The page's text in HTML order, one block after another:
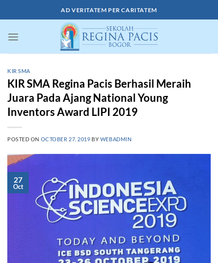
to
AD VERITATEM PER CARITATEM
KIR SMA
KIR SMA Regina Pacis Berhasil Meraih
Juara Pada Ajang National Young
Inventors Award LIPI 2019
POSTED ON OCTOBER 27, 2019 BY WEBADMIN
27
Oct